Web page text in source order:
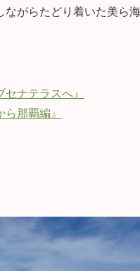
がらたどり着いた美ら
ナテラスへ』
那覇編』